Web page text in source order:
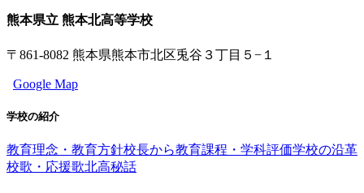
熊本県立 熊本北高等学校
〒861-8082 熊本県熊本市北区兎谷３丁目５−１
Google Map
学校の紹介
教育理念・教育方針校長から教育課程・学科評価学校の沿革
校歌・応援歌北高秘話